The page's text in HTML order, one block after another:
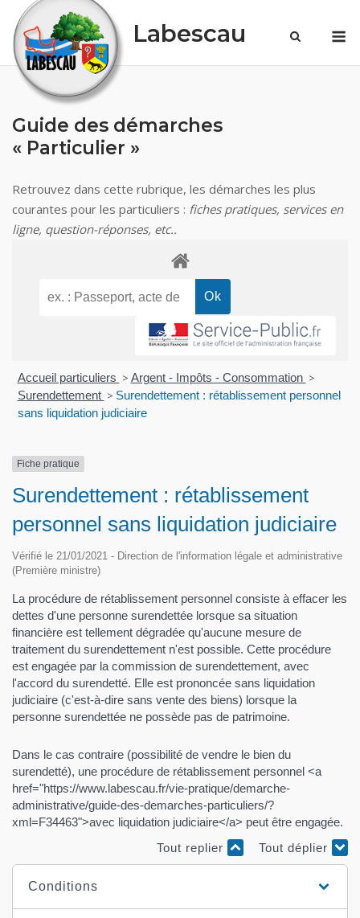
content
Labescau
Guide des démarches
« Particulier »
Retrouvez dans cette rubrique, les démarches les plus
courantes pour les particuliers : fiches pratiques, services en
ligne, question-réponses, etc..
Accueil particuliers > Argent - Impôts - Consommation >
Surendettement > Surendettement : rétablissement personnel
sans liquidation judiciaire
Fiche pratique
Surendettement : rétablissement
personnel sans liquidation judiciaire
Vérifié le 21/01/2021 - Direction de l'information légale et administrative
(Première ministre)
La procédure de rétablissement personnel consiste à effacer les
dettes d'une personne surendettée lorsque sa situation
financière est tellement dégradée qu'aucune mesure de
traitement du surendettement n'est possible. Cette procédure
est engagée par la commission de surendettement, avec
l'accord du surendetté. Elle est prononcée sans liquidation
judiciaire (c'est-à-dire sans vente des biens) lorsque la
personne surendettée ne possède pas de patrimoine.
Dans le cas contraire (possibilité de vendre le bien du
surendetté), une procédure de rétablissement personnel <a
href="https://www.labescau.fr/vie-pratique/demarche-
administrative/guide-des-demarches-particuliers/?
xml=F34463">avec liquidation judiciaire</a> peut être engagée.
Tout replier
Tout déplier
Conditions